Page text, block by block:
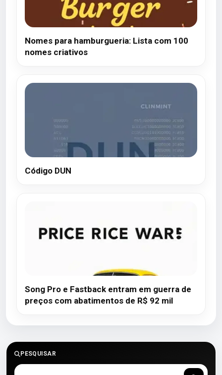
Nomes para hamburgueria: Lista com 100
nomes criativos
Código DUN
Song Pro e Fastback entram em guerra de
preços com abatimentos de R$ 92 mil
PESQUISAR